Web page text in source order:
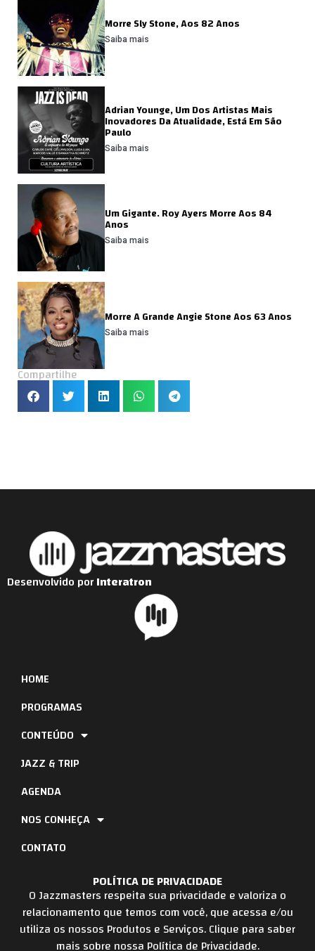
Morre Sly Stone, Aos 82 Anos
Saiba mais
Adrian Younge, Um Dos Artistas Mais
Inovadores Da Atualidade, Está Em São
Paulo
Saiba mais
Um Gigante. Roy Ayers Morre Aos 84
Anos
Saiba mais
Morre A Grande Angie Stone Aos 63 Anos
Saiba mais
Compartilhe
POLÍTICA DE PRIVACIDADE
O Jazzmasters respeita sua privacidade e valoriza o
relacionamento que temos com você, que acessa e/ou
utiliza os nossos Produtos e Serviços. Clique para saber
mais sobre nossa Política de Privacidade.
HOME
PROGRAMAS
CONTEÚDO
JAZZ & TRIP
AGENDA
NOS CONHEÇA
CONTATO
Desenvolvido porInteratron